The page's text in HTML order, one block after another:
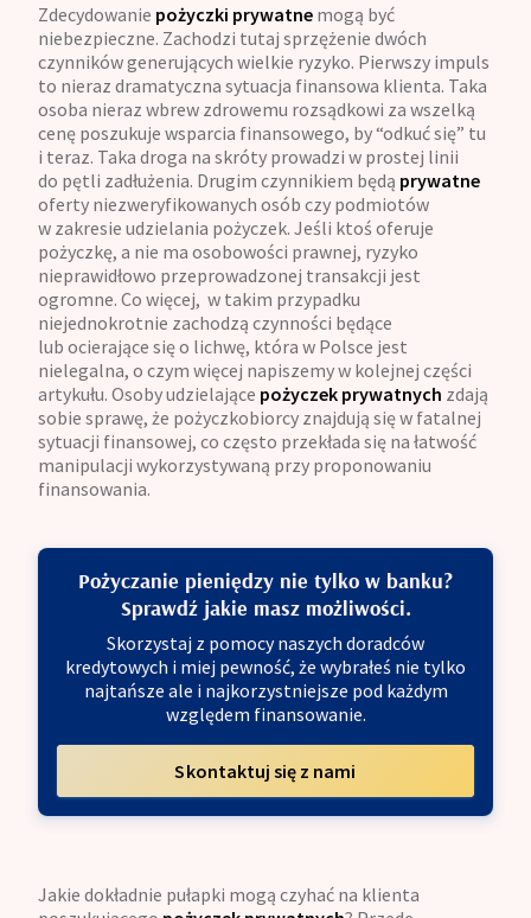
Zdecydowanie pożyczki prywatne mogą być
niebezpieczne. Zachodzi tutaj sprzężenie dwóch
czynników generujących wielkie ryzyko. Pierwszy impuls
to nieraz dramatyczna sytuacja finansowa klienta. Taka
osoba nieraz wbrew zdrowemu rozsądkowi za wszelką
cenę poszukuje wsparcia finansowego, by “odkuć się” tu
i teraz. Taka droga na skróty prowadzi w prostej linii
do pętli zadłużenia. Drugim czynnikiem będą prywatne
oferty niezweryfikowanych osób czy podmiotów
w zakresie udzielania pożyczek. Jeśli ktoś oferuje
pożyczkę, a nie ma osobowości prawnej, ryzyko
nieprawidłowo przeprowadzonej transakcji jest
ogromne. Co więcej, w takim przypadku
niejednokrotnie zachodzą czynności będące
lub ocierające się o lichwę, która w Polsce jest
nielegalna, o czym więcej napiszemy w kolejnej części
artykułu. Osoby udzielające pożyczek prywatnych zdają
sobie sprawę, że pożyczkobiorcy znajdują się w fatalnej
sytuacji finansowej, co często przekłada się na łatwość
manipulacji wykorzystywaną przy proponowaniu
finansowania.
Pożyczanie pieniędzy nie tylko w banku?
Sprawdź jakie masz możliwości.
Skorzystaj z pomocy naszych doradców
kredytowych i miej pewność, że wybrałeś nie tylko
najtańsze ale i najkorzystniejsze pod każdym
względem finansowanie.
Skontaktuj się z nami
Jakie dokładnie pułapki mogą czyhać na klienta